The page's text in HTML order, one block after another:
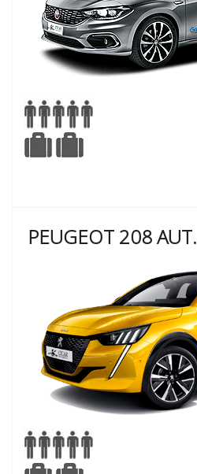
PEUGEOT 208 AUT.